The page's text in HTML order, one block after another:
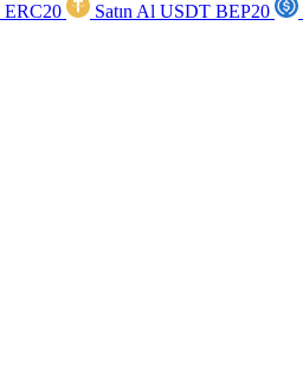
ERC20 Satın Al USDT BEP20